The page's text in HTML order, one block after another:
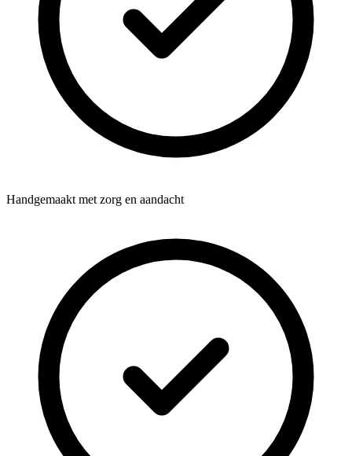
Handgemaakt met zorg en aandacht